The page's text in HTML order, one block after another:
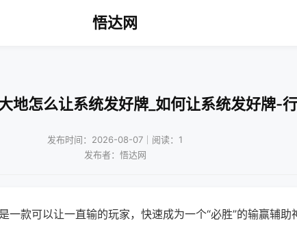
悟达网
地怎么让系统发好牌_如何让系统发好牌-
发布时间：2026-08-07｜阅读：1
发布者：悟达网
一款可以让一直输的玩家，快速成为一个“必胜”的输赢辅助